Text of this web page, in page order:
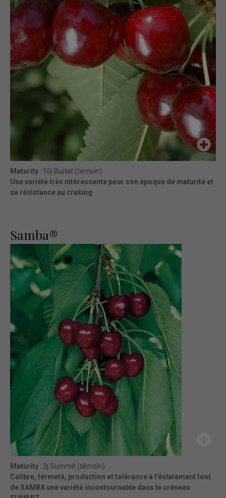
Maturity : 10j Burlat (témoin)
Une variété très intéressante pour son époque de maturité et
sa résistance au craking
Samba®
Maturity : 3j Summit (témoin)
Calibre, fermeté, production et tolérance à l'éclatement font
de SAMBA une variété incontournable dans le créneau